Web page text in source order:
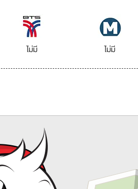
ไม่มี ไม่มี